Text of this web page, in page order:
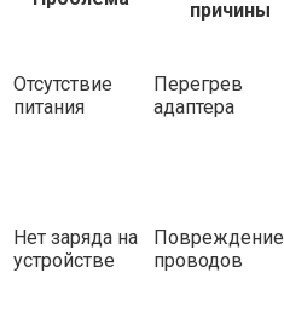
причины
Отсутствие
питания
Перегрев
адаптера
Нет заряда на
устройстве
Повреждение
проводов